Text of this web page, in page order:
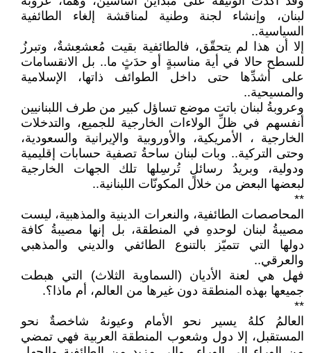
لبنان، وإنشاء لجنة وطنية لمناقشة إلغاء الطائفية
السياسية..
إلا أن هذا لم يتحقّق، فالطائفية بقيت مُعشعِشةٌ، وتبرزُ
للسطح حالا في أية مناسبةٍ أو حدَثٍ ما.. بل الانقسامات
على أشدِّها حتى داخل الطوائف ذاتها، الإسلامية
والمسيحية..
وعروبةُ لبنان باتت موضع تساؤل كبير من طرف اللبنانيين
أنفسهم في ظلِّ الولاءات الخارجية للجميع، والتدخلات
الخارجية ، الأمريكية، والأوروبية والإيرانية والسعودية،
وحتى التركية.. وبات لبنان ساحةُ تصفية حسابات إقليمية
ودولية، وبريدُ رسائلٍ تُرسِلها تلك الجهات الخارجية
لبعضها البعض من خلال المكونّات اللبنانية..
**
المحاصصات الطائفية، والنعرات الدينية والمذهبية، ليست
مصيبةُ لبنان لوحدهِ في المنطقة، بل إنها مصيبةُ كافة
دولها التي تتميّز بالتنوع الطائفي والديني والمذهبي
والعرقي..
فهل هي لعنة الأديان (السماوية الثلاث) التي هبطت
جميعها بهذه المنطقة دون غيرها من العالم، أم ماذا؟.
**
العالمُ كلهُ يسير نحو الأمام وعيونهُ شاخصةٌ نحو
المستقبل، إلا دول وشعوب المنطقة العربية فهي تمضي